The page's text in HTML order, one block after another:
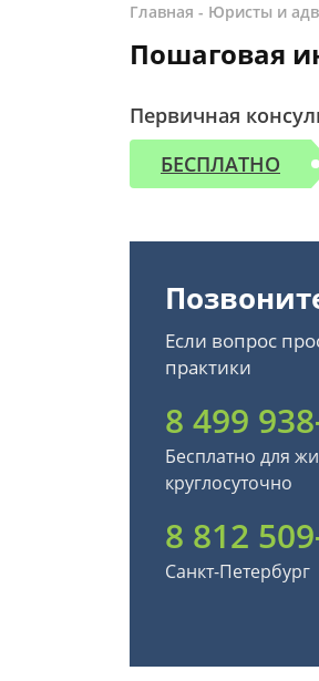
Главная - Юристы и
Пошаговая
Первичная
БЕСПЛАТНО
Если вопрос
практики
8 499
Бесплатно для
круглосуточно
8 812
Санкт-Петербург